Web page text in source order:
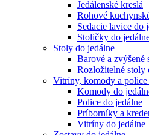
Jedálenské kreslá
Rohové
Sedacie lavice do
Stoličky do
Stoly do jedálne
Barové a zvýšené
Rozložitelné stoly
Vitríny, komody a police
Komody do
Police do jedálne
Príborníky a
Vitríny do jedálne